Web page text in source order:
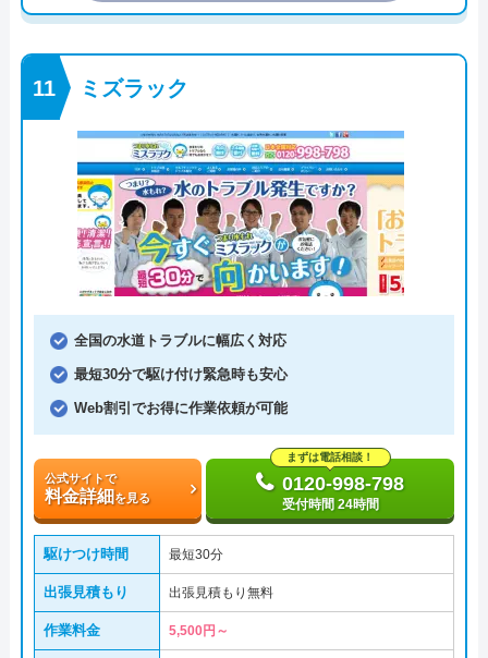
ミズラック
全国の水道トラブルに幅広く対応
最短30分で駆け付け緊急時も安心
Web割引でお得に作業依頼が可能
公式サイトで
料金詳細を見る
まずは電話相談！
0120-998-798
受付時間 24時間
駆けつけ時間 最短30分
出張見積もり 出張見積もり無料
作業料金 5,500円～